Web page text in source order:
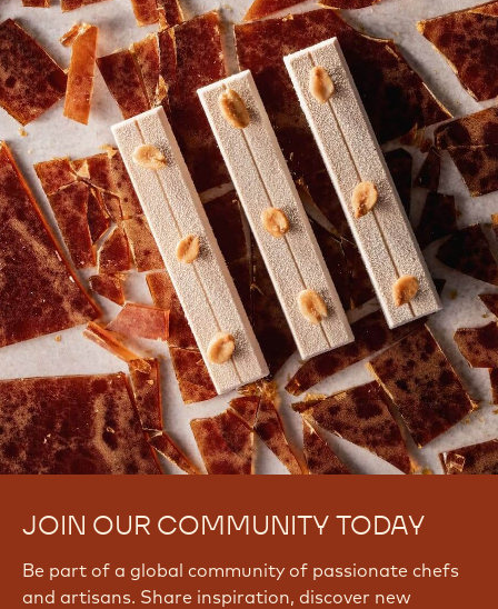
JOIN OUR COMMUNITY TODAY
Be part of a global community of passionate chefs
and artisans. Share inspiration, discover new